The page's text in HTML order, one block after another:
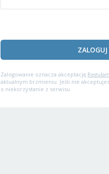
ZALOGUJ
Zalogowanie oznacza akceptację
aktualnym brzmieniu. Jeśli nie
o niekorzystanie z serwisu.